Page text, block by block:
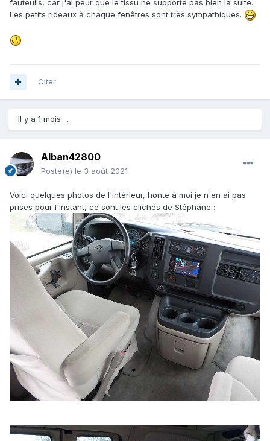
fauteuils, car j'ai peur que le tissu ne supporte pas bien la suite.
Les petits rideaux à chaque fenêtres sont très sympathiques.
Citer
Il y a 1 mois ...
Alban42800
Posté(e) le 3 août 2021
Voici quelques photos de l'intérieur, honte à moi je n'en ai pas
prises pour l'instant, ce sont les clichés de Stéphane :